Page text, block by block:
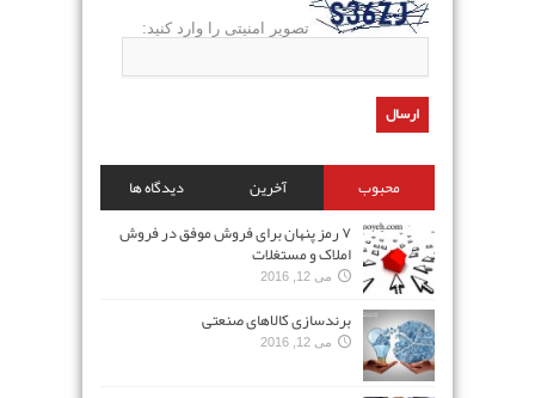
تصویر امنیتی را وارد کنید:
محبوب آخرین
دیدگاه ها
۷ رمز پنهان برای فروش موفق در فروش
املاک و مستغلات
می 12, 2016
برندسازی کالاهای صنعتی
می 12, 2016